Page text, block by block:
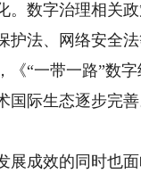
。数字治理相关
护法、网络安全
“一带一路”数
际生态逐步完善
成效的同时也面